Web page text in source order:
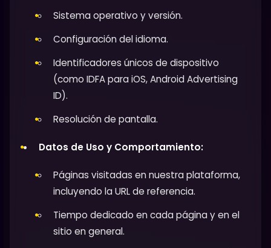
Sistema operativo y versión.
Configuración del idioma.
Identificadores únicos de dispositivo
(como IDFA para iOS, Android Advertising
ID).
Resolución de pantalla.
Datos de Uso y Comportamiento:
Páginas visitadas en nuestra plataforma,
incluyendo la URL de referencia.
Tiempo dedicado en cada página y en el
sitio en general.